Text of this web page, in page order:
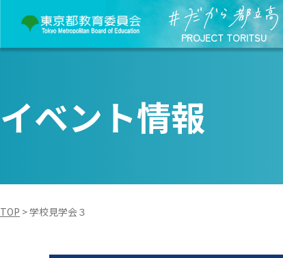
PROJECT TORITSU
イベント情報
TOP >学校見学会３